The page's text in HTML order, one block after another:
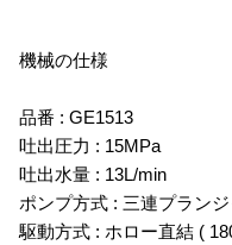
機械の仕様
品番 : GE1513
吐出圧力 : 15MPa
吐出水量 : 13L/min
ポンプ方式 : 三連プラン
駆動方式 : ホロー直結 (